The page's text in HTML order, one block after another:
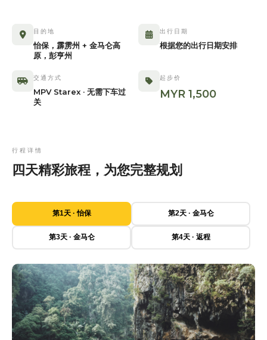
目的地
怡保，霹雳州 + 金马仑高
原，彭亨州
出行日期
根据您的出行日期安排
交通方式
MPV Starex · 无需下车过
关
起步价
MYR 1,500
行程详情
四天精彩旅程，为您完整规划
第1天 · 怡保 第2天 · 金马仑
第3天 · 金马仑 第4天 · 返程